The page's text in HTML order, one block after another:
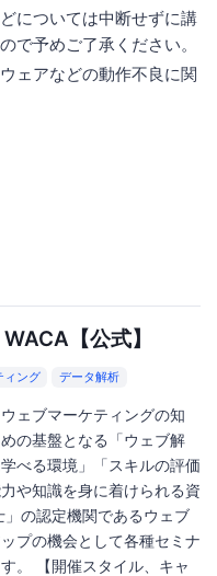
については中断せずに講
で予めご了承ください。
ェアなどの動作不良に関
【公式】
ィング データ解析
ェブマーケティングの知
の基盤となる「ウェブ解
べる環境」「スキルの評価
や知識を身に着けられる資
の認定機関であるウェブ
プの機会として各種セミナ
。 【開催スタイル、キャ